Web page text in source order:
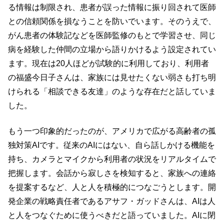
る情報は制限され、患者が誤った情報に振り回されて医師
との信頼関係を損なうことを防いでいます。そのうえで、
がん患者の体験記などを医師監修のもとで学習させ、同じ
病を経験した仲間の立場から語りかけるよう設定されてい
ます。現在は20人ほどが試験的に利用しており、利用者
の福盛今日子さんは、家族には見せたくない弱さも打ち明
けられる「相談できる友達」のような存在だと話していま
した。
もう一つ印象的だったのが、アメリカで広がる高齢者の孤
独対策AIです。従来のAIにはない、自ら話しかける機能を
持ち、カメラとマイクから利用者の状況をリアルタイムで
把握します。会話から寂しさを検知すると、家族への連絡
を提案するなど、人と人を積極的につなごうとします。開
発企業の戦略責任者であるアサフ・ガッドさんは、AIは人
と人をつなぐために使うべきだと語っていました。AIに閉